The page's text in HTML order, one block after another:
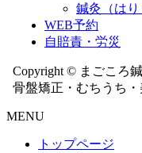
鍼灸（は
WEB予約
自賠責・労災
Copyright © まごころ
骨盤矯正・むちうち・
MENU
トップページ